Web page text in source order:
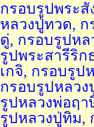
กรอบรูปพระ
หลวงปู่ทวด,
ดู่, กรอบรูปห
รูปพระสารีริก
เกจิ, กรอบรู
กรอบรูปหลวง
รูปหลวงพ่อฤ
รูปหลวงปู่ทิม,